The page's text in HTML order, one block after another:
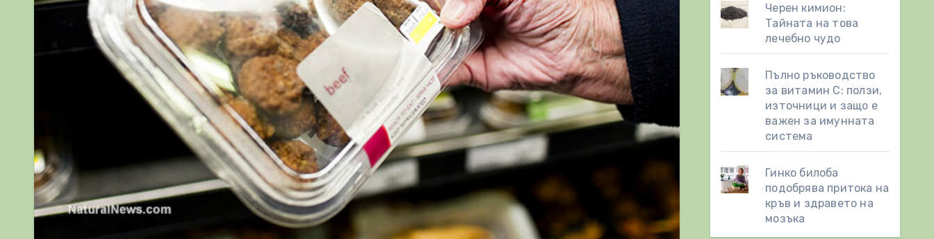
Черен кимион:
Тайната на това
лечебно чудо
Пълно ръководство
за витамин С: ползи,
източници и защо е
важен за имунната
система
Гинко билоба
подобрява притока на
кръв и здравето на
мозъка